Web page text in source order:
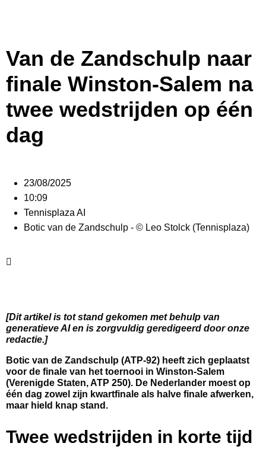
Van de Zandschulp naar
finale Winston-Salem na
twee wedstrijden op één
dag
23/08/2025
10:09
Tennisplaza AI
Botic van de Zandschulp - © Leo Stolck (Tennisplaza)
[Dit artikel is tot stand gekomen met behulp van
generatieve AI en is zorgvuldig geredigeerd door onze
redactie.]
Botic van de Zandschulp (ATP-92) heeft zich geplaatst
voor de finale van het toernooi in Winston-Salem
(Verenigde Staten, ATP 250). De Nederlander moest op
één dag zowel zijn kwartfinale als halve finale afwerken,
maar hield knap stand.
Twee wedstrijden in korte tijd